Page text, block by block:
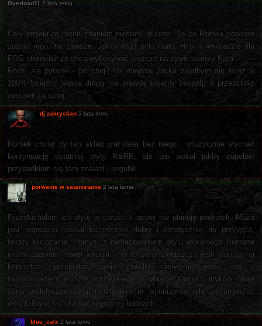
Overload11 2 lata temu
Cały projekt to moim zdaniem niestety głupota. To co Romka powinno
zostać jego, na zawsze. Jakby tego było mało, Hiro w wywiadzie dla
FOG stwierdził że chcą wykonywać jeszcze na żywo numery Kata...
Rodzi się pytanie - po chuj? Na miejscu Jacka zająłbym się teraz w
100% Sceptic (swoją drogą, na prawdę świetny zespół), a przeszłość
zostawił za sobą.
dj zakrystian 2 lata temu
Romek chciał by ten skład grał dalej bez niego... muzycznie słychać
kontynuację ostatniej płyty K&RK, ale ten wokal jakby zupełnie
przypadkiem się tam znalazł i pogubił.
porwanie w satanistanie 2 lata temu
Przesłuchałem ich płytę w całości i raczej nie planuję powtórek. Muza
jest poprawna, wokal technicznie dobry i estetycznie do przyjęcia,
teksty kuriozalne. Pomysł z naśladowaniem stylu wokalnego Romana
moim zdaniem nawet wypalił, ma to sens zwłaszcza jeśli planują na
koncertach przeplatać swoje kawałki katowymi, gorzej ten z
naśladowaniem stylu Kostrzewkiego w obrębie samych liryków. Moja
żona podsłyszawszy mimochodem te wynurzenia ryła ze śmiechu,
wstydziłbym się słuchać tego przy ludziach.
blue_calx 2 lata temu